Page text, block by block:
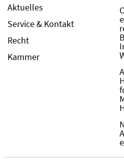
Aktuelles
Service & Kontakt
Recht
Kammer